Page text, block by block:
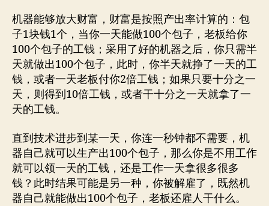
机器能够放大财富，财富是按照产出率计算的：包
子1块钱1个，当你一天能做100个包子，老板给你
100个包子的工钱；采用了好的机器之后，你只需半
天就做出100个包子，此时，你半天就挣了一天的工
钱，或者一天老板付你2倍工钱；如果只要十分之一
天，则得到10倍工钱，或者干十分之一天就拿了一
天的工钱。
直到技术进步到某一天，你连一秒钟都不需要，机
器自己就可以生产出100个包子，那么你是不用工作
就可以领一天的工钱，还是工作一天拿很多很多
钱？此时结果可能是另一种，你被解雇了，既然机
器自己就能做出100个包子，老板还雇人干什么。